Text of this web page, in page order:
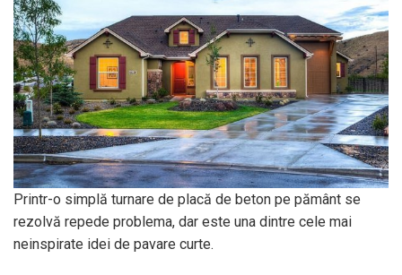
Printr-o simplă turnare de placă de beton pe pământ se
rezolvă repede problema, dar este una dintre cele mai
neinspirate idei de pavare curte.